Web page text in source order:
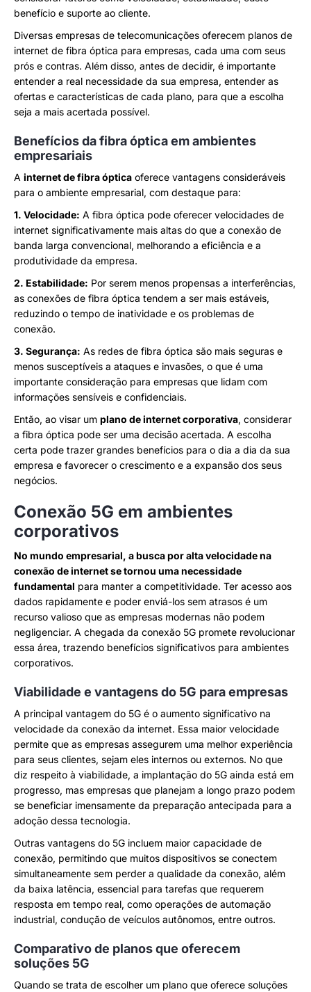
benefício e suporte ao cliente.
Diversas empresas de telecomunicações oferecem planos de
internet de fibra óptica para empresas, cada uma com seus
prós e contras. Além disso, antes de decidir, é importante
entender a real necessidade da sua empresa, entender as
ofertas e características de cada plano, para que a escolha
seja a mais acertada possível.
Benefícios da fibra óptica em ambientes
empresariais
A internet de fibra óptica oferece vantagens consideráveis
para o ambiente empresarial, com destaque para:
1. Velocidade: A fibra óptica pode oferecer velocidades de
internet significativamente mais altas do que a conexão de
banda larga convencional, melhorando a eficiência e a
produtividade da empresa.
2. Estabilidade: Por serem menos propensas a interferências,
as conexões de fibra óptica tendem a ser mais estáveis,
reduzindo o tempo de inatividade e os problemas de
conexão.
3. Segurança: As redes de fibra óptica são mais seguras e
menos susceptíveis a ataques e invasões, o que é uma
importante consideração para empresas que lidam com
informações sensíveis e confidenciais.
Então, ao visar um plano de internet corporativa, considerar
a fibra óptica pode ser uma decisão acertada. A escolha
certa pode trazer grandes benefícios para o dia a dia da sua
empresa e favorecer o crescimento e a expansão dos seus
negócios.
Conexão 5G em ambientes
corporativos
No mundo empresarial, a busca por alta velocidade na
conexão de internet se tornou uma necessidade
fundamental para manter a competitividade. Ter acesso aos
dados rapidamente e poder enviá-los sem atrasos é um
recurso valioso que as empresas modernas não podem
negligenciar. A chegada da conexão 5G promete revolucionar
essa área, trazendo benefícios significativos para ambientes
corporativos.
Viabilidade e vantagens do 5G para empresas
A principal vantagem do 5G é o aumento significativo na
velocidade da conexão da internet. Essa maior velocidade
permite que as empresas assegurem uma melhor experiência
para seus clientes, sejam eles internos ou externos. No que
diz respeito à viabilidade, a implantação do 5G ainda está em
progresso, mas empresas que planejam a longo prazo podem
se beneficiar imensamente da preparação antecipada para a
adoção dessa tecnologia.
Outras vantagens do 5G incluem maior capacidade de
conexão, permitindo que muitos dispositivos se conectem
simultaneamente sem perder a qualidade da conexão, além
da baixa latência, essencial para tarefas que requerem
resposta em tempo real, como operações de automação
industrial, condução de veículos autônomos, entre outros.
Comparativo de planos que oferecem
soluções 5G
Quando se trata de escolher um plano que oferece soluções